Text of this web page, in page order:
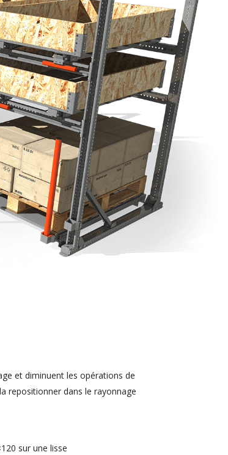
et diminuent les opérations de
repositionner dans le rayonnage
sur une lisse